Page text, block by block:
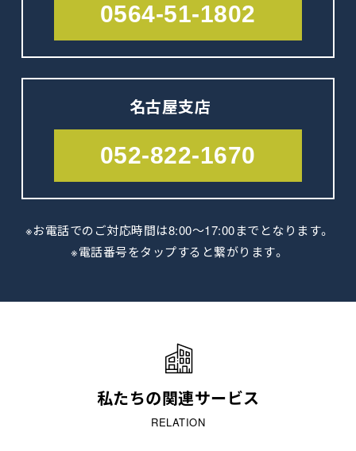
0564-51-1802
名古屋支店
052-822-1670
※お電話でのご対応時間は8:00～17:00までとなります。
※電話番号をタップすると繋がります。
私たちの関連サービス
RELATION